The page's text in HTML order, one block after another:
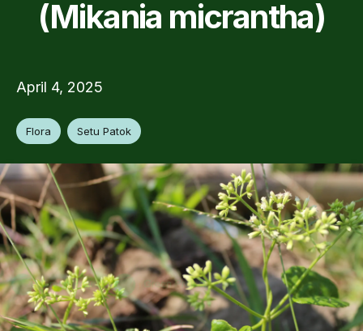
(Mikania micrantha)
April 4, 2025
Flora Setu Patok